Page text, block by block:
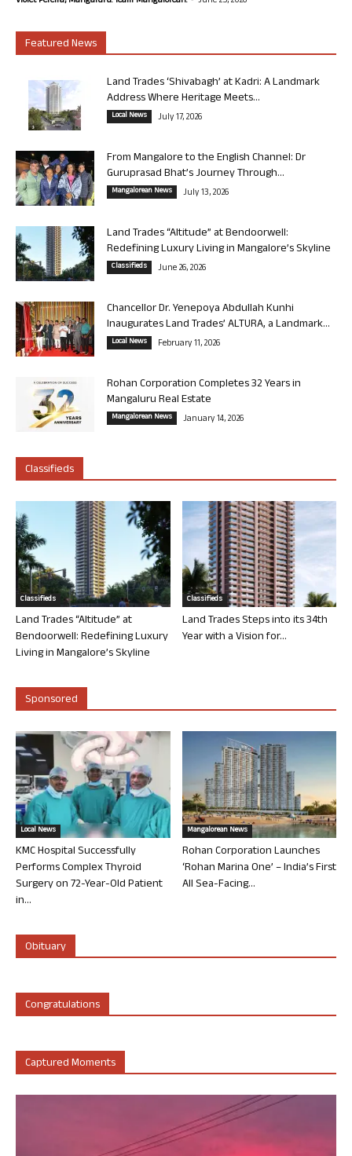
Featured News
Land Trades ‘Shivabagh’ at Kadri: A Landmark
Address Where Heritage Meets...
Local News July 17, 2026
From Mangalore to the English Channel: Dr
Guruprasad Bhat’s Journey Through...
Mangalorean News July 13, 2026
Land Trades “Altitude” at Bendoorwell:
Redefining Luxury Living in Mangalore’s Skyline
Classifieds June 26, 2026
Chancellor Dr. Yenepoya Abdullah Kunhi
Inaugurates Land Trades’ ALTURA, a Landmark...
Local News February 11, 2026
Rohan Corporation Completes 32 Years in
Mangaluru Real Estate
Mangalorean News January 14, 2026
Classifieds
Classifieds
Land Trades “Altitude” at
Bendoorwell: Redefining Luxury
Living in Mangalore’s Skyline
Classifieds
Land Trades Steps into its 34th
Year with a Vision for...
Sponsored
Local News
KMC Hospital Successfully
Performs Complex Thyroid
Surgery on 72-Year-Old Patient
in...
Mangalorean News
Rohan Corporation Launches
‘Rohan Marina One’ – India’s First
All Sea-Facing...
Obituary
Congratulations
Captured Moments